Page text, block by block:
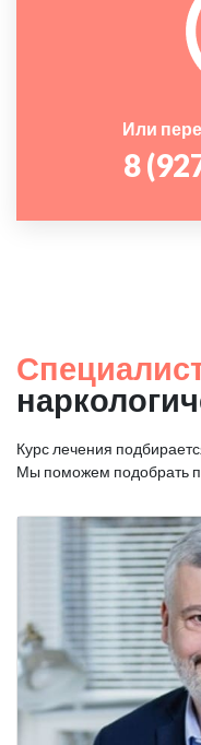
Или
8
Курс лечения
Мы поможем подобрать